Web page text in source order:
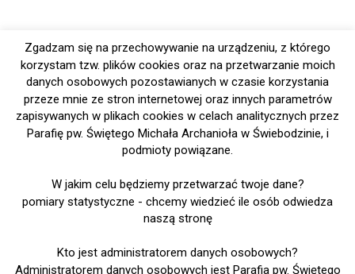
Zgadzam się na przechowywanie na urządzeniu, z którego
korzystam tzw. plików cookies oraz na przetwarzanie moich
danych osobowych pozostawianych w czasie korzystania
przeze mnie ze stron internetowej oraz innych parametrów
zapisywanych w plikach cookies w celach analitycznych przez
Parafię pw. Świętego Michała Archanioła w Świebodzinie, i
podmioty powiązane.
W jakim celu będziemy przetwarzać twoje dane?
pomiary statystyczne - chcemy wiedzieć ile osób odwiedza
naszą stronę
Kto jest administratorem danych osobowych?
Administratorem danych osobowych jest Parafia pw. Świętego